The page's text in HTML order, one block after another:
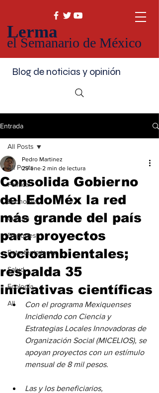
Lerma
el Semanario de México
Blog de noticias y opinión
Entrada
All Posts
Política
Economía
Cultura
Deportes
Entretenimiento
Salud
Ecología
All
All Posts
Consolida Gobierno
del EdoMéx la red
más grande del país
para proyectos
socioambientales;
respalda 35
iniciativas científicas
Pedro Martinez
29 ene 2 min de lectura
Con el programa Mexiquenses
Incidiendo con Ciencia y
Estrategias Locales Innovadoras de
Organización Social (MICELIOS), se
apoyan proyectos con un estímulo
mensual de 8 mil pesos.
Las y los beneficiarios,